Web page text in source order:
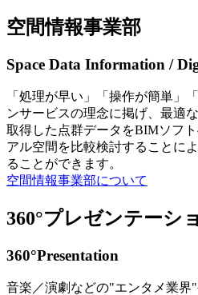
空間情報事業部
Space Data Information /
「処理が早い」「操作が簡単」
ンサービスの理念に掲げ、最適
取得した点群データをBIMソフ
アル空間を比較検討することに
ることができます。
空間情報事業部について
360°プレゼンテーシ
360°Presentation
音楽／演劇などの"エンタメ業界